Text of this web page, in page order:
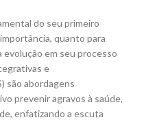
do seu primeiro
quanto para
em seu processo
e
são abordagens
prevenir agravos à saúde,
enfatizando a escuta